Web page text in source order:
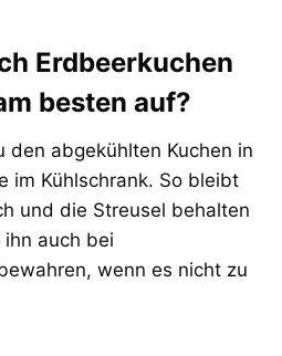
Erdbeerkuchen
besten auf?
den abgekühlten Kuchen in
im Kühlschrank. So bleibt
und die Streusel behalten
ihn auch bei
wenn es nicht zu